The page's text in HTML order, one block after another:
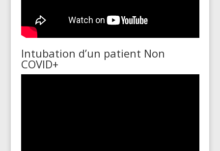
Intubation d’un patient Non
COVID+